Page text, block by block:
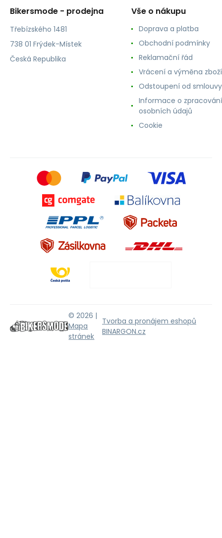
Bikersmode - prodejna
Třebízského 1481
738 01 Frýdek-Místek
Česká Republika
Vše o nákupu
Doprava a platba
Obchodní podmínky
Reklamační řád
Vrácení a výměna zboží
Odstoupení od smlouvy
Informace o zpracování
osobních údajů
Cookie
© 2026 |
Mapa
stránek
Tvorba a pronájem eshopů
BINARGON.cz